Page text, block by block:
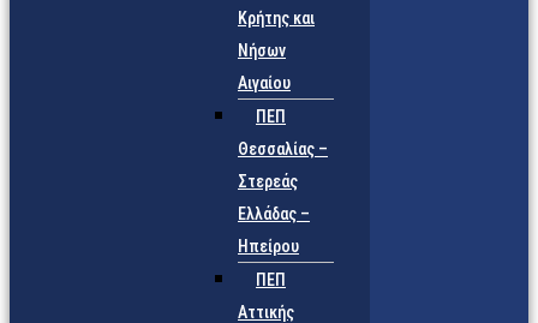
Κρήτης και
Νήσων
Αιγαίου
ΠΕΠ
Θεσσαλίας –
Στερεάς
Ελλάδας –
Ηπείρου
ΠΕΠ
Αττικής